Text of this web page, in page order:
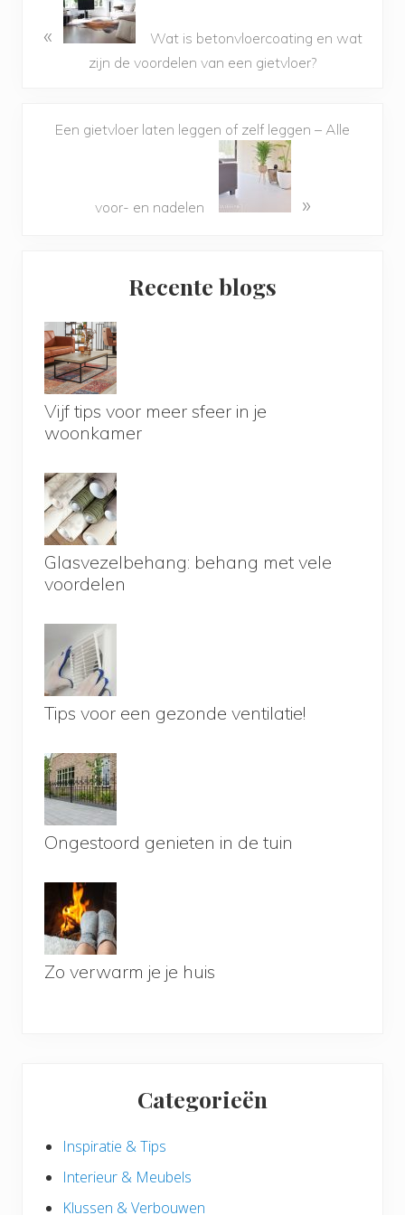
«
Wat is betonvloercoating en wat
zijn de voordelen van een gietvloer?
Een gietvloer laten leggen of zelf leggen – Alle
voor- en nadelen »
Recente blogs
Vijf tips voor meer sfeer in je
woonkamer
Glasvezelbehang: behang met vele
voordelen
Tips voor een gezonde ventilatie!
Ongestoord genieten in de tuin
Zo verwarm je je huis
Categorieën
Inspiratie & Tips
Interieur & Meubels
Klussen & Verbouwen